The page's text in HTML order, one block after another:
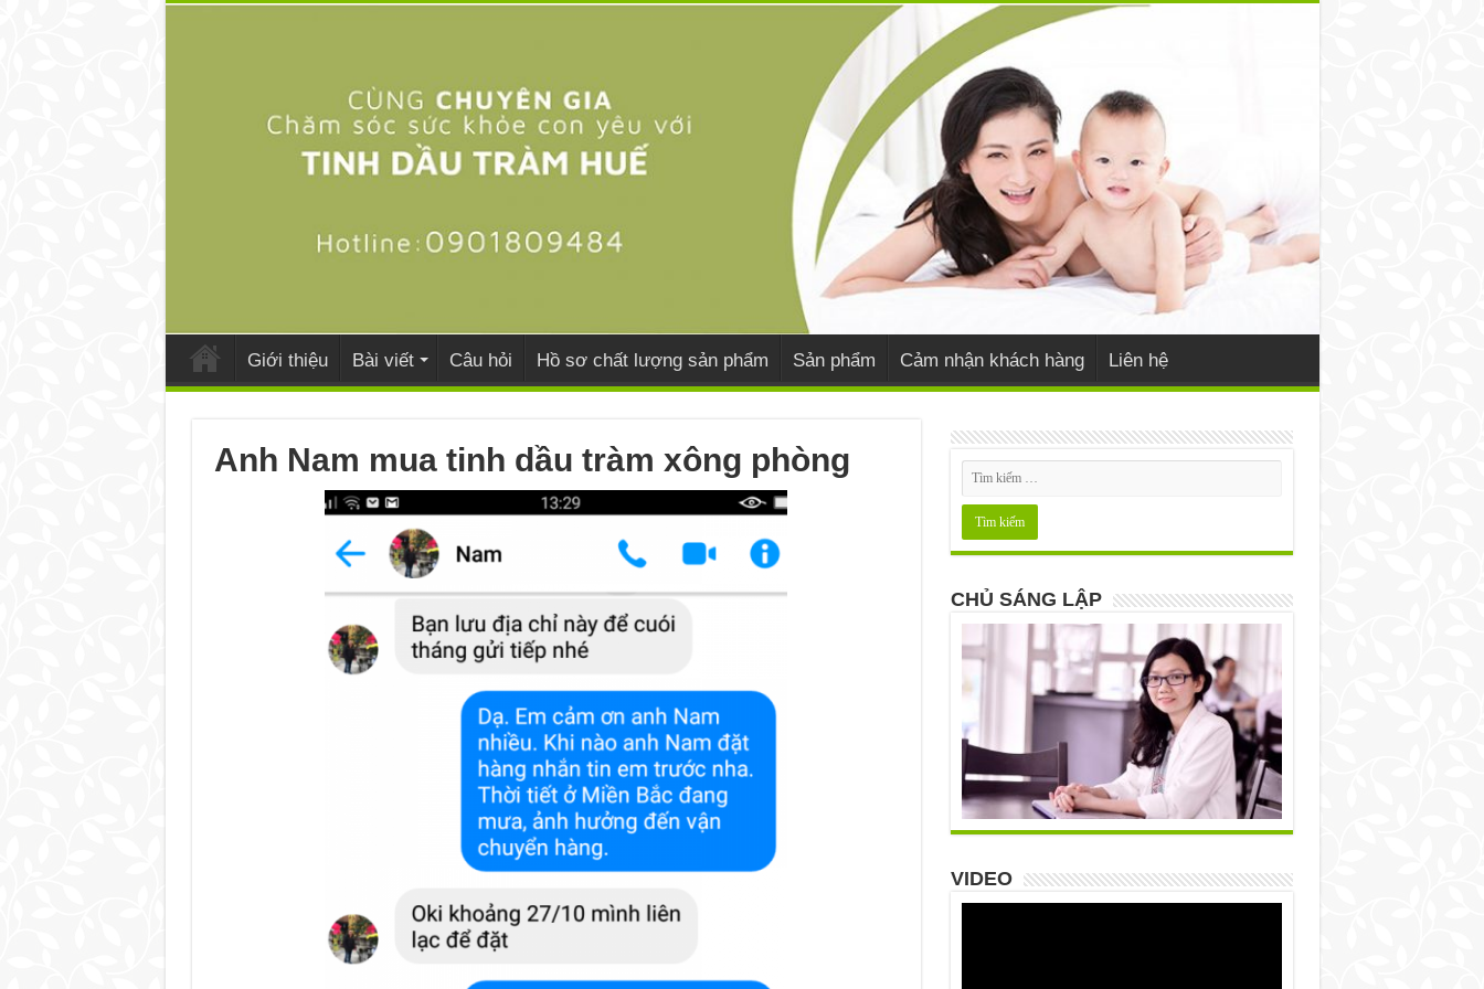
Giới thiệu Bài viết Câu hỏi Hồ sơ chất lượng sản phẩm Sản phẩm Cảm nhận khách hàng Liên hệ
Anh Nam mua tinh dầu tràm xông phòng
CHỦ SÁNG LẬP
VIDEO